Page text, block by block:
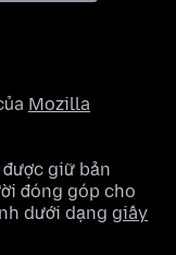
Mozilla
giữ bản
đóng góp cho
dưới dạng giấy